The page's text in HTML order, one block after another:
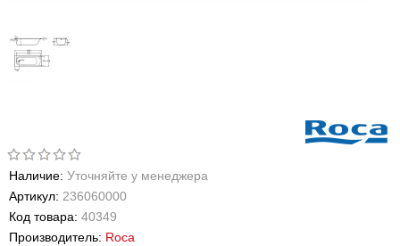
Наличие: Уточняйте у менеджера
Артикул: 236060000
Код товара: 40349
Производитель: Roca